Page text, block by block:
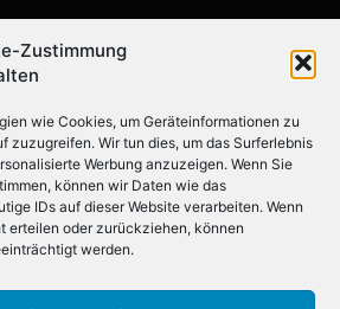
Zustimmung
wie Cookies, um Geräteinformationen zu
zuzugreifen. Wir tun dies, um das Surferlebnis
Werbung anzuzeigen. Wenn Sie
können wir Daten wie das
IDs auf dieser Website verarbeiten. Wenn
erteilen oder zurückziehen, können
werden.
Städtereisen:
faszinierendsten